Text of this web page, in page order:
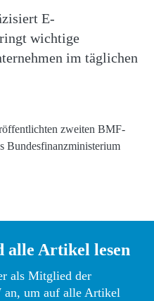
E-
wichtige
im täglichen
zweiten BMF-
Bundesfinanzministerium
zeigen Hürden bei
alle Artikel lesen
als Mitglied der
um auf alle Artikel